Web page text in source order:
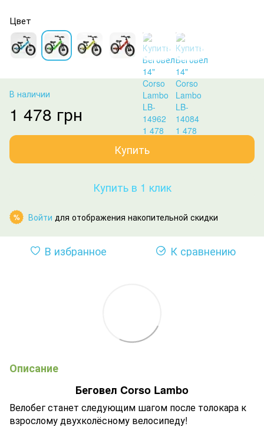
Цвет
В наличии
1 478 грн
Купить
Купить в 1 клик
% Войти для отображения накопительной скидки
В избранное К сравнению
Описание
Беговел Corso Lambo
Велобег станет следующим шагом после толокара к
взрослому двухколёсному велосипеду!